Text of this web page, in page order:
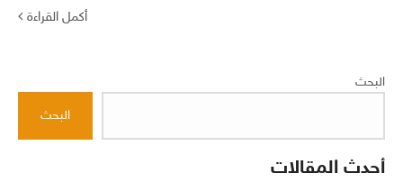
أكمل القراءة
البحث
البحث
أحدث المقالات